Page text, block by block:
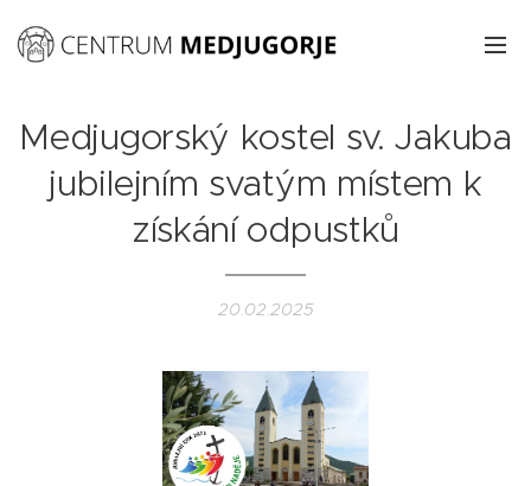
Medjugorský kostel sv. Jakuba
jubilejním svatým místem k
získání odpustků
20.02.2025